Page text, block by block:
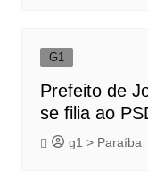
G1
Prefeito de
se filia ao
g1 > Paraíba